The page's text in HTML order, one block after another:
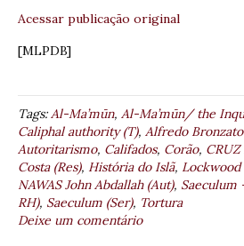
Acessar publicação original
[MLPDB]
Tags:Al-Ma’mūn, Al-Ma’mūn/ the
Caliphal authority (T), Alfredo Bronzato
Autoritarismo, Califados, Corão,
Costa (Res), História do Islã, Lockwood
NAWAS John Abdallah (Aut), Saeculum
RH), Saeculum (Ser), Tortura
Deixe um comentário